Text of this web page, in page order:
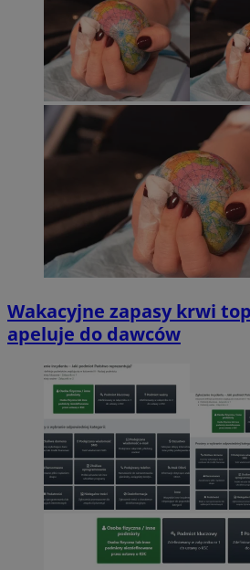
Wakacyjne zapasy krwi
apeluje do dawców